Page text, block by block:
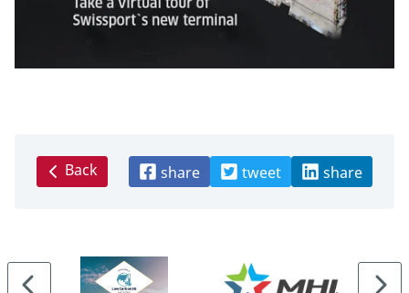
Back share tweet share